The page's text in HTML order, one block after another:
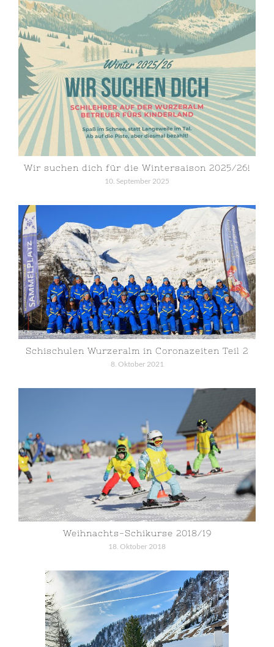
Wir suchen dich für die Wintersaison 2025/26!
10. September 2025
Schischulen Wurzeralm in Coronazeiten Teil 2
8. Oktober 2021
Weihnachts-Schikurse 2018/19
18. Oktober 2018